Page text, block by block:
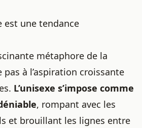
est une tendance
métaphore de la
pas à l’aspiration croissante
L’unisexe s’impose comme
, rompant avec les
et brouillant les lignes entre